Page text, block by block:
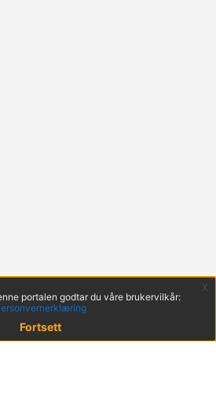
portalen godtar du våre brukervilkår:
Fortsett
x